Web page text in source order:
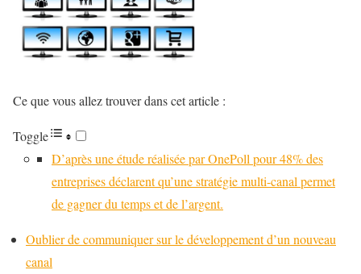
Ce que vous allez trouver dans cet article :
Toggle
D’après une étude réalisée par OnePoll pour 48% des
entreprises déclarent qu’une stratégie multi-canal permet
de gagner du temps et de l’argent.
Oublier de communiquer sur le développement d’un nouveau
canal